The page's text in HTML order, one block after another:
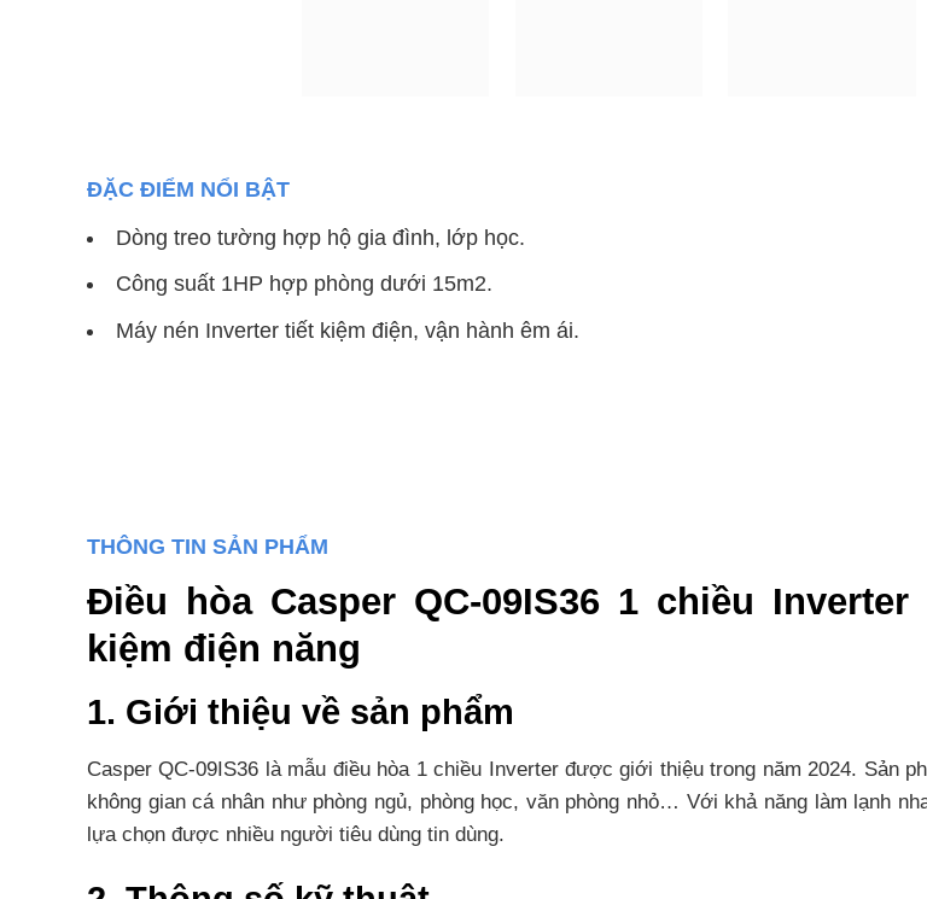
ĐẶC ĐIỂM NỔI BẬT
Dòng treo tường hợp hộ gia đình, lớp học.
Công suất 1HP hợp phòng dưới 15m2.
Máy nén Inverter tiết kiệm điện, vận hành êm ái.
THÔNG TIN SẢN PHẨM
Điều hòa Casper QC-09IS36 1 chiều
kiệm điện năng
1. Giới thiệu về sản phẩm
Casper QC-09IS36 là mẫu điều hòa 1 chiều Inverter được giới thiệu trong năm 2024. Sản
không gian cá nhân như phòng ngủ, phòng học, văn phòng nhỏ… Với khả năng làm lạnh
lựa chọn được nhiều người tiêu dùng tin dùng.